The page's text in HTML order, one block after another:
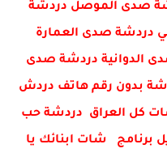
صدى الموصل دردشة
دردشة صدى العمارة
الدوانية دردشة صدى
بدون رقم هاتف دردش
كل العراق دردشة حب
برنامج شات ابنائك يا